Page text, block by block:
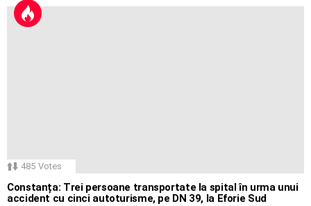
485 Votes
Constanța: Trei persoane transportate la spital în urma unui
accident cu cinci autoturisme, pe DN 39, la Eforie Sud